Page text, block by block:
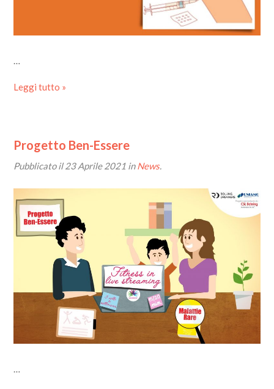
Leggi tutto »
Progetto Ben-Essere
Pubblicato il 23 Aprile 2021 in News.
…